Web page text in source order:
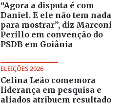
“Agora a disputa é com
Daniel. E ele não tem nada
para mostrar”, diz Marconi
Perillo em convenção do
PSDB em Goiânia
ELEIÇÕES 2026
Celina Leão comemora
liderança em pesquisa e
aliados atribuem resultado